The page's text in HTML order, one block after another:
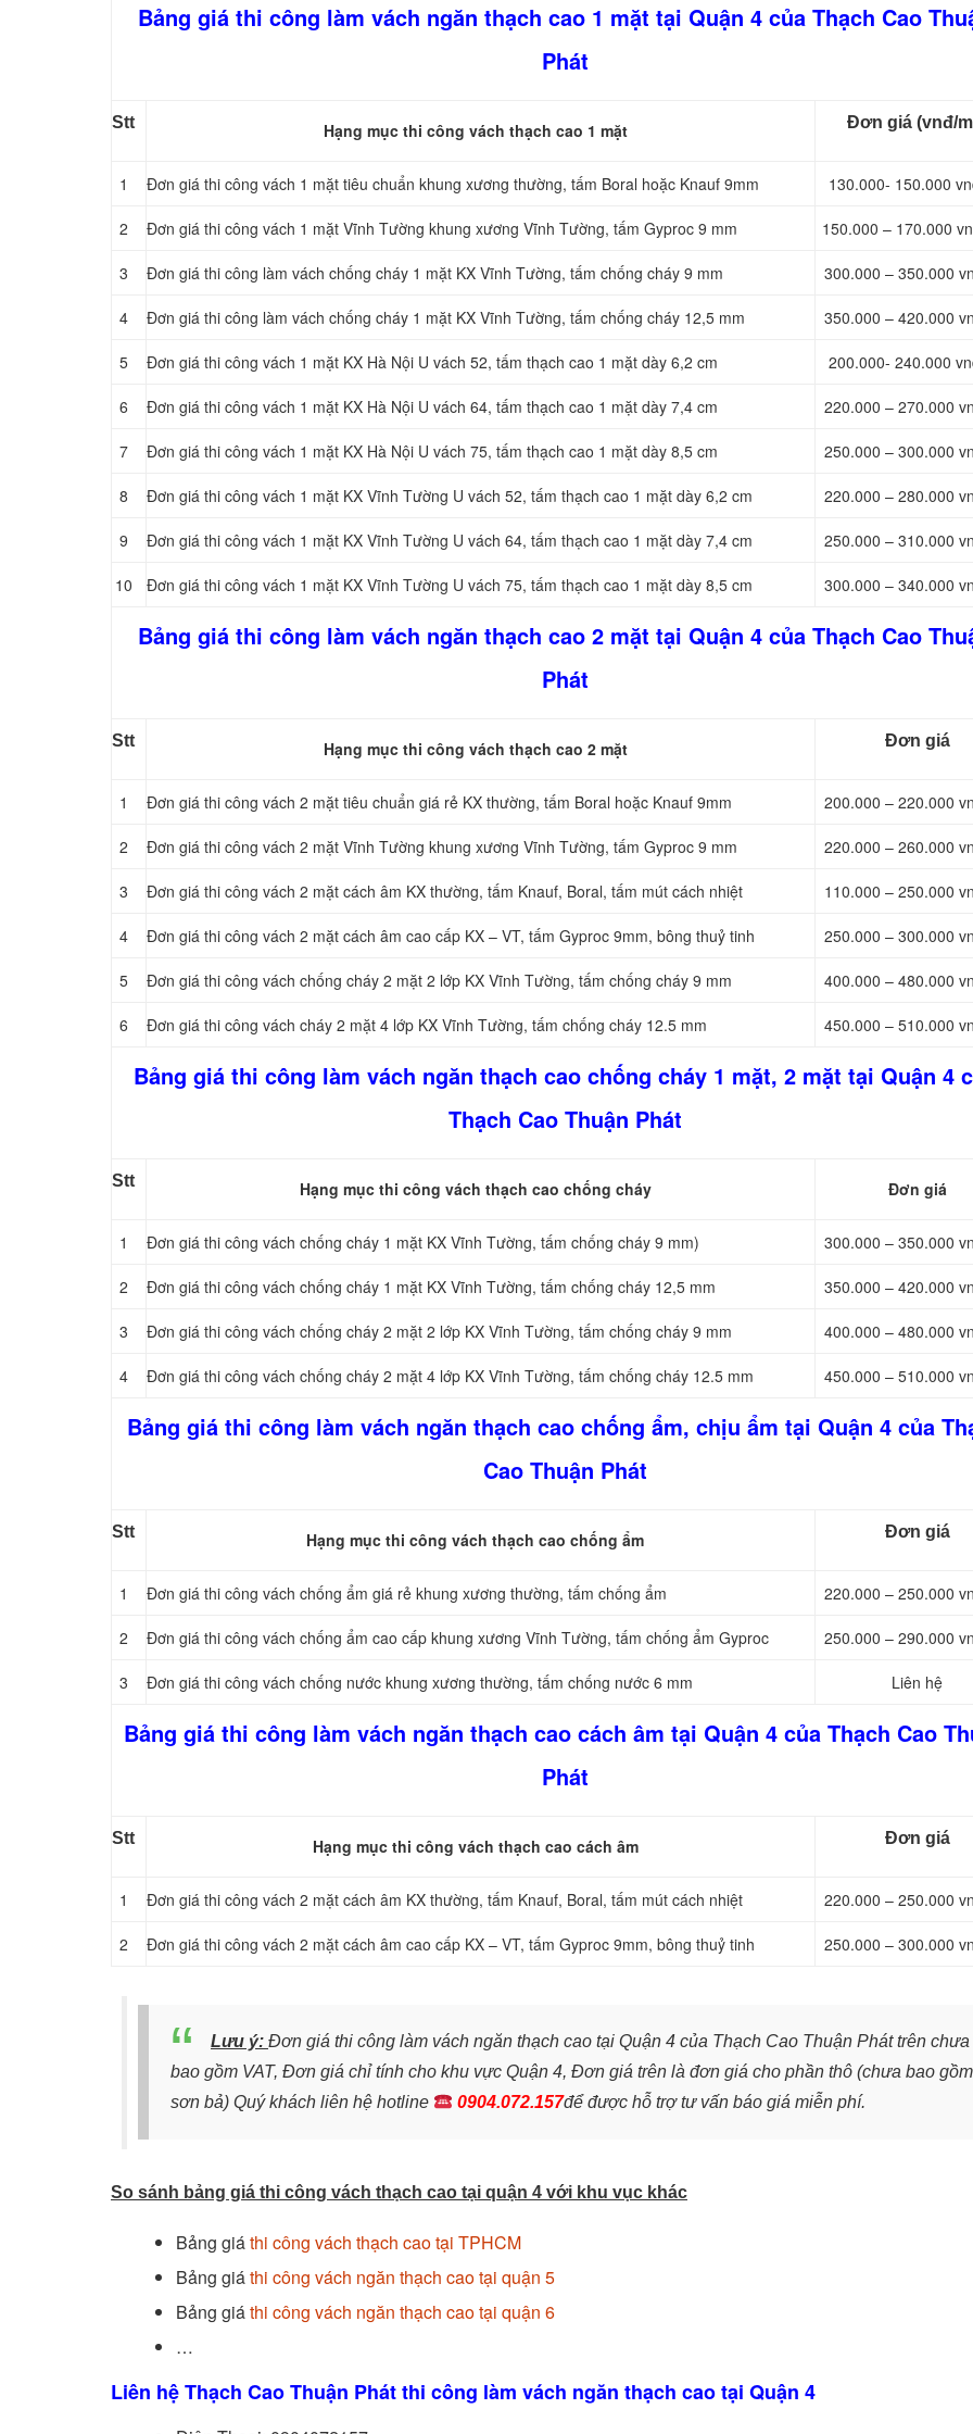
Bảng giá thi công làm vách ngăn thạch cao 1 mặt tại Quận 4 của Thạch Cao
Phát
Stt Hạng mục thi công vách thạch cao 1 mặt Đơn giá (vnđ/
1 Đơn giá thi công vách 1 mặt tiêu chuẩn khung xương thường, tấm Boral hoặc Knauf 9mm 130.000- 150.000
2 Đơn giá thi công vách 1 mặt Vĩnh Tường khung xương Vĩnh Tường, tấm Gyproc 9 mm 150.000 – 170.000
3 Đơn giá thi công làm vách chống cháy 1 mặt KX Vĩnh Tường, tấm chống cháy 9 mm 300.000 – 350.000
4 Đơn giá thi công làm vách chống cháy 1 mặt KX Vĩnh Tường, tấm chống cháy 12,5 mm 350.000 – 420.000
5 Đơn giá thi công vách 1 mặt KX Hà Nội U vách 52, tấm thạch cao 1 mặt dày 6,2 cm 200.000- 240.000
6 Đơn giá thi công vách 1 mặt KX Hà Nội U vách 64, tấm thạch cao 1 mặt dày 7,4 cm 220.000 – 270.000
7 Đơn giá thi công vách 1 mặt KX Hà Nội U vách 75, tấm thạch cao 1 mặt dày 8,5 cm 250.000 – 300.000
8 Đơn giá thi công vách 1 mặt KX Vĩnh Tường U vách 52, tấm thạch cao 1 mặt dày 6,2 cm 220.000 – 280.000
9 Đơn giá thi công vách 1 mặt KX Vĩnh Tường U vách 64, tấm thạch cao 1 mặt dày 7,4 cm 250.000 – 310.000
10 Đơn giá thi công vách 1 mặt KX Vĩnh Tường U vách 75, tấm thạch cao 1 mặt dày 8,5 cm 300.000 – 340.000
Bảng giá thi công làm vách ngăn thạch cao 2 mặt tại Quận 4 của Thạch Cao
Phát
Stt Hạng mục thi công vách thạch cao 2 mặt Đơn giá
1 Đơn giá thi công vách 2 mặt tiêu chuẩn giá rẻ KX thường, tấm Boral hoặc Knauf 9mm 200.000 – 220.000
2 Đơn giá thi công vách 2 mặt Vĩnh Tường khung xương Vĩnh Tường, tấm Gyproc 9 mm 220.000 – 260.000
3 Đơn giá thi công vách 2 mặt cách âm KX thường, tấm Knauf, Boral, tấm mút cách nhiệt 110.000 – 250.000
4 Đơn giá thi công vách 2 mặt cách âm cao cấp KX – VT, tấm Gyproc 9mm, bông thuỷ tinh 250.000 – 300.000
5 Đơn giá thi công vách chống cháy 2 mặt 2 lớp KX Vĩnh Tường, tấm chống cháy 9 mm 400.000 – 480.000
6 Đơn giá thi công vách cháy 2 mặt 4 lớp KX Vĩnh Tường, tấm chống cháy 12.5 mm 450.000 – 510.000
Bảng giá thi công làm vách ngăn thạch cao chống cháy 1 mặt, 2 mặt tại Quận 4
Thạch Cao Thuận Phát
Stt Hạng mục thi công vách thạch cao chống cháy Đơn giá
1 Đơn giá thi công vách chống cháy 1 mặt KX Vĩnh Tường, tấm chống cháy 9 mm) 300.000 – 350.000
2 Đơn giá thi công vách chống cháy 1 mặt KX Vĩnh Tường, tấm chống cháy 12,5 mm 350.000 – 420.000
3 Đơn giá thi công vách chống cháy 2 mặt 2 lớp KX Vĩnh Tường, tấm chống cháy 9 mm 400.000 – 480.000
4 Đơn giá thi công vách chống cháy 2 mặt 4 lớp KX Vĩnh Tường, tấm chống cháy 12.5 mm 450.000 – 510.000
Bảng giá thi công làm vách ngăn thạch cao chống ẩm, chịu ẩm tại Quận 4 của
Cao Thuận Phát
Stt Hạng mục thi công vách thạch cao chống ẩm Đơn giá
1 Đơn giá thi công vách chống ẩm giá rẻ khung xương thường, tấm chống ẩm 220.000 – 250.000
2 Đơn giá thi công vách chống ẩm cao cấp khung xương Vĩnh Tường, tấm chống ẩm Gyproc 250.000 – 290.000
3 Đơn giá thi công vách chống nước khung xương thường, tấm chống nước 6 mm Liên hệ
Bảng giá thi công làm vách ngăn thạch cao cách âm tại Quận 4 của Thạch Cao
Phát
Stt Hạng mục thi công vách thạch cao cách âm Đơn giá
1 Đơn giá thi công vách 2 mặt cách âm KX thường, tấm Knauf, Boral, tấm mút cách nhiệt 220.000 – 250.000
2 Đơn giá thi công vách 2 mặt cách âm cao cấp KX – VT, tấm Gyproc 9mm, bông thuỷ tinh 250.000 – 300.000
Lưu ý: Đơn giá thi công làm vách ngăn thạch cao tại Quận 4 của Thạch Cao Thuận Phát trên chưa
bao gồm VAT, Đơn giá chỉ tính cho khu vực Quận 4, Đơn giá trên là đơn giá cho phần thô (chưa bao gồm
sơn bả) Quý khách liên hệ hotline 0904.072.157để được hỗ trợ tư vấn báo giá miễn phí.
So sánh bảng giá thi công vách thạch cao tại quận 4 với khu vục khác
Bảng giáthi công vách thạch cao tại TPHCM
Bảng giáthi công vách ngăn thạch cao tại quận 5
Bảng giáthi công vách ngăn thạch cao tại quận 6
…
Liên hệ Thạch Cao Thuận Phát thi công làm vách ngăn thạch cao tại Quận 4